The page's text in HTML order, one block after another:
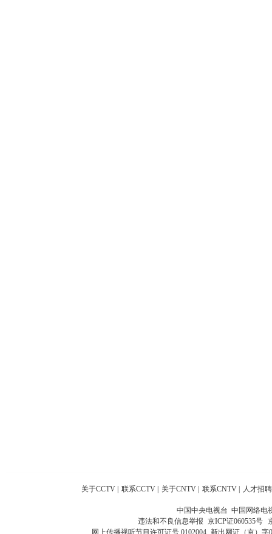
关于CCTV 联系CCTV 关于CNTV 联系CNTV 人才招聘
中国中央电视台 中国网络电
违法和不良信息举报 京ICP证060535号
网上传播视听节目许可证号 0102004 新出网证（京）